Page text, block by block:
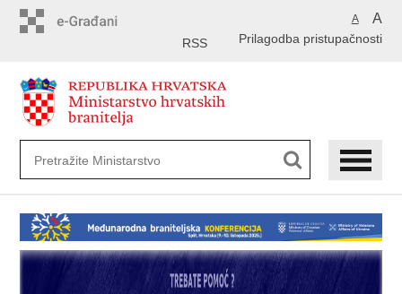
A A
Prilagodba pristupačnosti
RSS